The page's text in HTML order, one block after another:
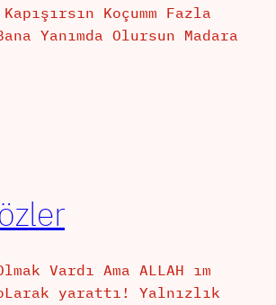
Koçumm Fazla
Yanımda Olursun Madara
Vardı Ama ALLAH ım
yarattı! Yalnızlık